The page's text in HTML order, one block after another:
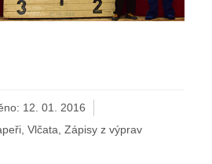
12. 01. 2016
,Vlčata,Zápisy z výprav